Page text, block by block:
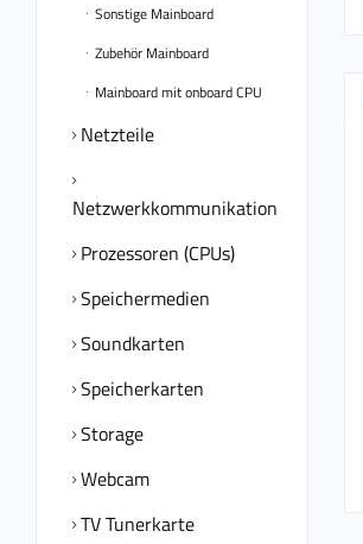
Sonstige Mainboard
Zubehör Mainboard
Mainboard mit onboard CPU
Netzteile
Netzwerkkommunikation
Prozessoren (CPUs)
Speichermedien
Soundkarten
Speicherkarten
Storage
Webcam
TV Tunerkarte